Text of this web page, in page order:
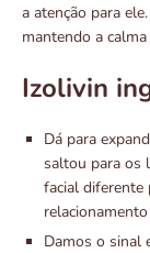
a atenção para
mantendo a
Izolivin
Dá para
saltou para os
facial diferente
Damos o sinal